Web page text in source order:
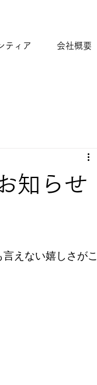
ティア 会社概要
知らせ
えない嬉しさがこ